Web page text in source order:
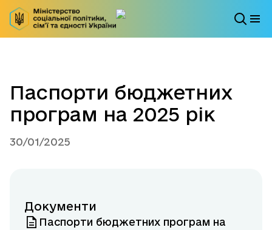
Паспорти бюджетних
програм на 2025 рік
30/01/2025
Документи
Паспорти бюджетних програм на